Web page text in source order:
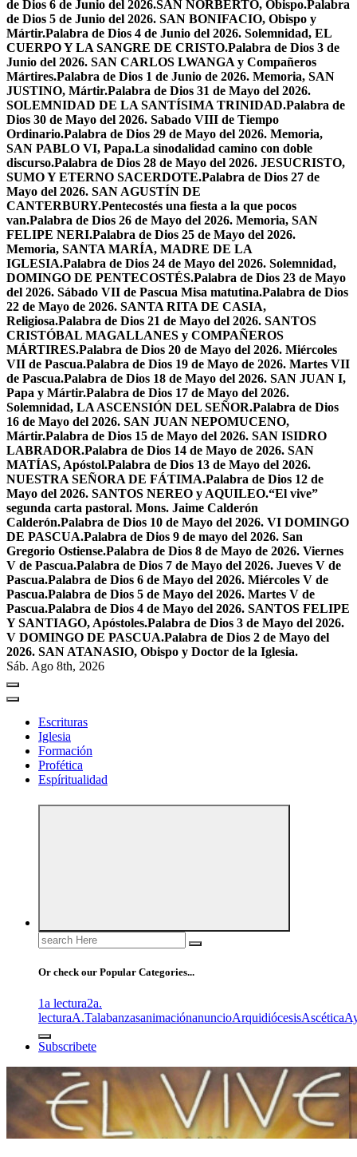
de Dios 6 de Junio del 2026.SAN NORBERTO, Obispo.Palabra
de Dios 5 de Junio del 2026. SAN BONIFACIO, Obispo y
Mártir.Palabra de Dios 4 de Junio del 2026. Solemnidad, EL
CUERPO Y LA SANGRE DE CRISTO.Palabra de Dios 3 de
Junio del 2026. SAN CARLOS LWANGA y Compañeros
Mártires.Palabra de Dios 1 de Junio de 2026. Memoria, SAN
JUSTINO, Mártir.Palabra de Dios 31 de Mayo del 2026.
SOLEMNIDAD DE LA SANTÍSIMA TRINIDAD.Palabra de
Dios 30 de Mayo del 2026. Sabado VIII de Tiempo
Ordinario.Palabra de Dios 29 de Mayo del 2026. Memoria,
SAN PABLO VI, Papa.La sinodalidad camino con doble
discurso.Palabra de Dios 28 de Mayo del 2026. JESUCRISTO,
SUMO Y ETERNO SACERDOTE.Palabra de Dios 27 de
Mayo del 2026. SAN AGUSTÍN DE
CANTERBURY.Pentecostés una fiesta a la que pocos
van.Palabra de Dios 26 de Mayo del 2026. Memoria, SAN
FELIPE NERI.Palabra de Dios 25 de Mayo del 2026.
Memoria, SANTA MARÍA, MADRE DE LA
IGLESIA.Palabra de Dios 24 de Mayo del 2026. Solemnidad,
DOMINGO DE PENTECOSTÉS.Palabra de Dios 23 de Mayo
del 2026. Sábado VII de Pascua Misa matutina.Palabra de Dios
22 de Mayo de 2026. SANTA RITA DE CASIA,
Religiosa.Palabra de Dios 21 de Mayo del 2026. SANTOS
CRISTÓBAL MAGALLANES y COMPAÑEROS
MÁRTIRES.Palabra de Dios 20 de Mayo del 2026. Miércoles
VII de Pascua.Palabra de Dios 19 de Mayo de 2026. Martes VII
de Pascua.Palabra de Dios 18 de Mayo del 2026. SAN JUAN I,
Papa y Mártir.Palabra de Dios 17 de Mayo del 2026.
Solemnidad, LA ASCENSIÓN DEL SEÑOR.Palabra de Dios
16 de Mayo del 2026. SAN JUAN NEPOMUCENO,
Mártir.Palabra de Dios 15 de Mayo del 2026. SAN ISIDRO
LABRADOR.Palabra de Dios 14 de Mayo de 2026. SAN
MATÍAS, Apóstol.Palabra de Dios 13 de Mayo del 2026.
NUESTRA SEÑORA DE FÁTIMA.Palabra de Dios 12 de
Mayo del 2026. SANTOS NEREO y AQUILEO.“El vive”
segunda carta pastoral. Mons. Jaime Calderón
Calderón.Palabra de Dios 10 de Mayo del 2026. VI DOMINGO
DE PASCUA.Palabra de Dios 9 de mayo del 2026. San
Gregorio Ostiense.Palabra de Dios 8 de Mayo de 2026. Viernes
V de Pascua.Palabra de Dios 7 de Mayo del 2026. Jueves V de
Pascua.Palabra de Dios 6 de Mayo del 2026. Miércoles V de
Pascua.Palabra de Dios 5 de Mayo del 2026. Martes V de
Pascua.Palabra de Dios 4 de Mayo del 2026. SANTOS FELIPE
Y SANTIAGO, Apóstoles.Palabra de Dios 3 de Mayo del 2026.
V DOMINGO DE PASCUA.Palabra de Dios 2 de Mayo del
2026. SAN ATANASIO, Obispo y Doctor de la Iglesia.
Sáb. Ago 8th, 2026
Escrituras
Iglesia
Formación
Profética
Espíritualidad
Search
for:
Or check our Popular Categories...
1a lectura2a.
lecturaA.TalabanzasanimaciónanuncioArquidiócesisAscética
Subscribete